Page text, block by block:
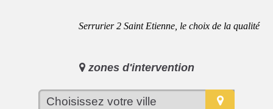
Serrurier 2 Saint Etienne, le choix de la qualité
zones d'intervention